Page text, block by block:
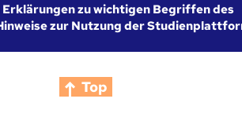
zu wichtigen Begriffen des
zur Nutzung der
Top